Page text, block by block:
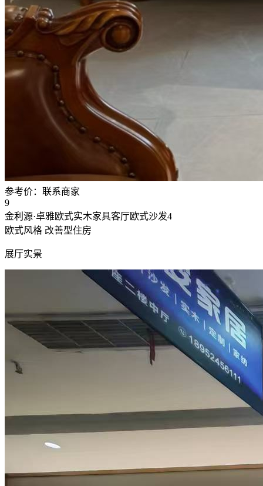
参考价： 联系商家
9
金利源·卓雅欧式实木家具客厅欧式沙发4
欧式风格 改善型住房
展厅实景